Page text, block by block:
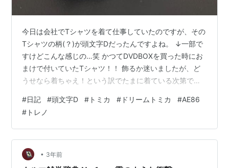
今日は会社でTシャツを着て仕事していたのですが、その
Tシャツの柄(？)が頭文字Dだったんですよね。 ↓一部で
すけどこんな感じの…笑 かつてDVDBOXを買った時にお
まけで付いていたTシャツ！！ 飾るか迷いましたが、ど
うせなら着ちゃえ！という訳でたまに着ている次第です
🙌 結構お気に入りなんです(´∀`)笑 まあそんなこんなで
これを着て優雅に仕事をしていると、色々な方が話しか
けてきてくれました😳 このTシャツも本望でしょう
ね…！！ 良かった(*´▽`*) その話しかけてくれた方々の
中に常務がいたのですが… 少し話してからおもむろに自
#日記 #頭文字D # トミカ # ドリームトミカ #AE86
# トレノ
• 3年前